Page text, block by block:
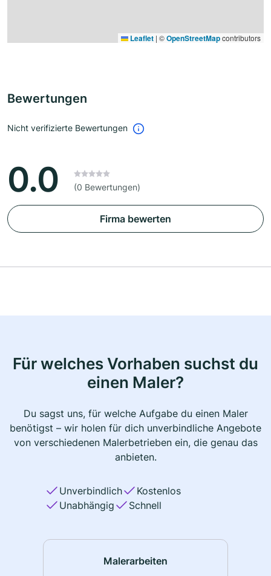
Leaflet | ©OpenStreetMapcontributors
Bewertungen
Nicht verifizierte Bewertungen
0.0 (0 Bewertungen)
Firma bewerten
Für welches Vorhaben suchst du
einen Maler?
Du sagst uns, für welche Aufgabe du einen Maler
benötigst – wir holen für dich unverbindliche Angebote
von verschiedenen Malerbetrieben ein, die genau das
anbieten.
Unverbindlich
Kostenlos
Unabhängig
Schnell
Malerarbeiten